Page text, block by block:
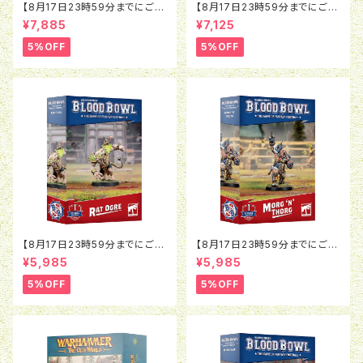
【8月17日23時59分までにご予
約で5％OFF】ブラッドボウル：セ
ヴンズピッチ（2026）
¥7,885
5%OFF
【8月17日23時59分までにご予
約で5％OFF】オールドワール
ド：ウォリアー・オヴ・ケイオス：チ
ャンピオン・オヴ・ケイオス
¥7,125
5%OFF
【8月17日23時59分までにご予
約で5％OFF】ブラッドボウル：ラ
ットオウガ
¥5,985
5%OFF
【8月17日23時59分までにご予
約で5％OFF】ブラッドボウル：モ
ルグ＝ンソルグ
¥5,985
5%OFF